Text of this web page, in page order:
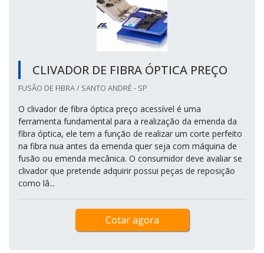
CLIVADOR DE FIBRA ÓPTICA PREÇO
FUSÃO DE FIBRA / SANTO ANDRÉ - SP
O clivador de fibra óptica preço acessível é uma
ferramenta fundamental para a realização da emenda da
fibra óptica, ele tem a função de realizar um corte perfeito
na fibra nua antes da emenda quer seja com máquina de
fusão ou emenda mecânica. O consumidor deve avaliar se
clivador que pretende adquirir possui peças de reposição
como lâ...
Cotar agora